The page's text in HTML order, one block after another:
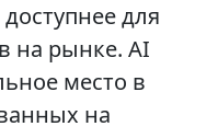
для
на рынке. AI
место в
на